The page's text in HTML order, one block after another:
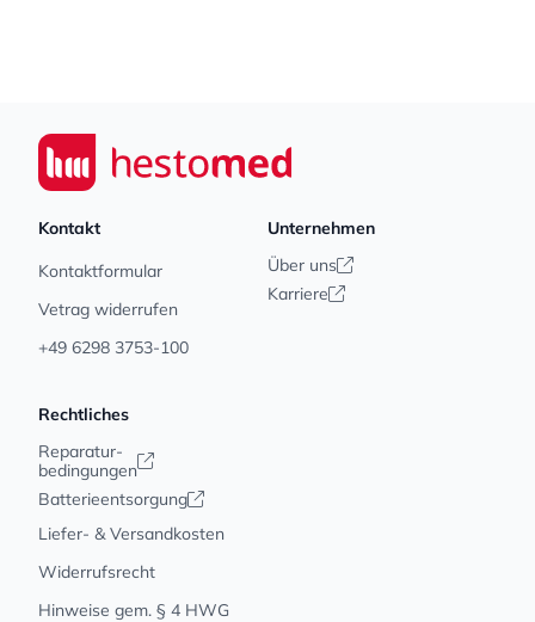
Seiwert GmbH
Kontakt
Kontaktformular
Vetrag widerrufen
+49 6298 3753-100
Unternehmen
Über uns
Karriere
Rechtliches
Reparatur-
bedingungen
Batterieentsorgung
Liefer- & Versandkosten
Widerrufsrecht
Hinweise gem. § 4 HWG